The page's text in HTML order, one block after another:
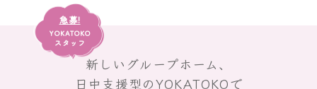
急募!
YOKATOKO
スタッフ
新しいグループホーム、
日中支援型のYOKATOKOで